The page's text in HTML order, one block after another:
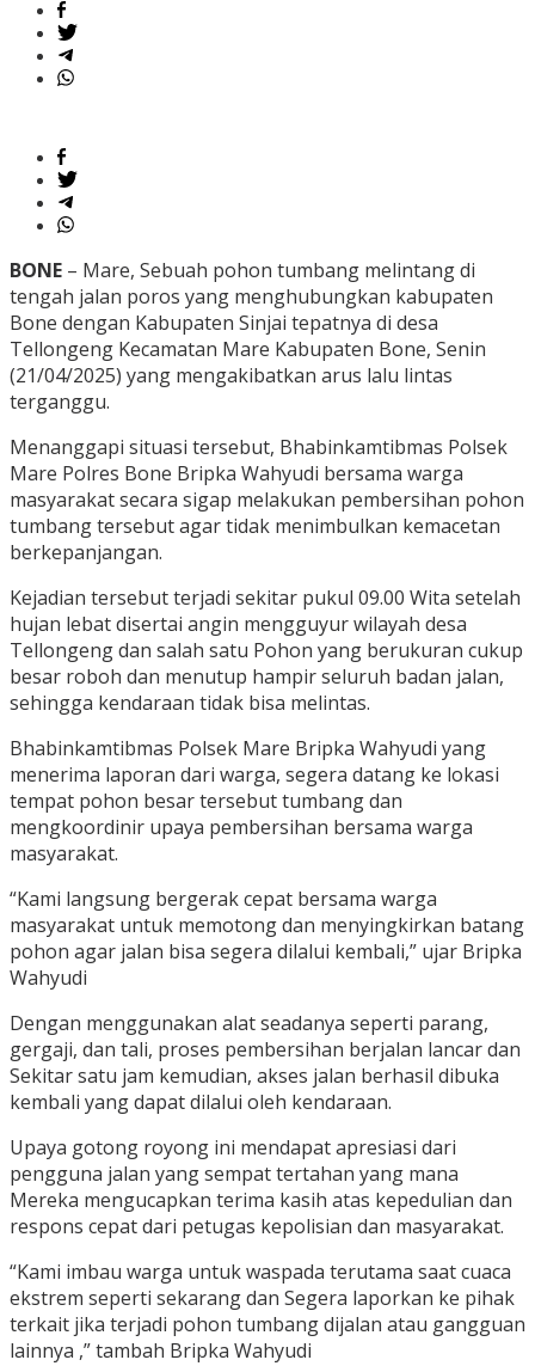
BONE – Mare, Sebuah pohon tumbang melintang di
tengah jalan poros yang menghubungkan kabupaten
Bone dengan Kabupaten Sinjai tepatnya di desa
Tellongeng Kecamatan Mare Kabupaten Bone, Senin
(21/04/2025) yang mengakibatkan arus lalu lintas
terganggu.
Menanggapi situasi tersebut, Bhabinkamtibmas Polsek
Mare Polres Bone Bripka Wahyudi bersama warga
masyarakat secara sigap melakukan pembersihan pohon
tumbang tersebut agar tidak menimbulkan kemacetan
berkepanjangan.
Kejadian tersebut terjadi sekitar pukul 09.00 Wita setelah
hujan lebat disertai angin mengguyur wilayah desa
Tellongeng dan salah satu Pohon yang berukuran cukup
besar roboh dan menutup hampir seluruh badan jalan,
sehingga kendaraan tidak bisa melintas.
Bhabinkamtibmas Polsek Mare Bripka Wahyudi yang
menerima laporan dari warga, segera datang ke lokasi
tempat pohon besar tersebut tumbang dan
mengkoordinir upaya pembersihan bersama warga
masyarakat.
“Kami langsung bergerak cepat bersama warga
masyarakat untuk memotong dan menyingkirkan batang
pohon agar jalan bisa segera dilalui kembali,” ujar Bripka
Wahyudi
Dengan menggunakan alat seadanya seperti parang,
gergaji, dan tali, proses pembersihan berjalan lancar dan
Sekitar satu jam kemudian, akses jalan berhasil dibuka
kembali yang dapat dilalui oleh kendaraan.
Upaya gotong royong ini mendapat apresiasi dari
pengguna jalan yang sempat tertahan yang mana
Mereka mengucapkan terima kasih atas kepedulian dan
respons cepat dari petugas kepolisian dan masyarakat.
“Kami imbau warga untuk waspada terutama saat cuaca
ekstrem seperti sekarang dan Segera laporkan ke pihak
terkait jika terjadi pohon tumbang dijalan atau gangguan
lainnya ,” tambah Bripka Wahyudi